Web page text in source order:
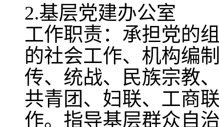
2.基层党建办公室
工作职责：承担党的
的社会工作、机构编
传、统战、民族宗教
共青团、妇联、工商
作。指导基层群众自